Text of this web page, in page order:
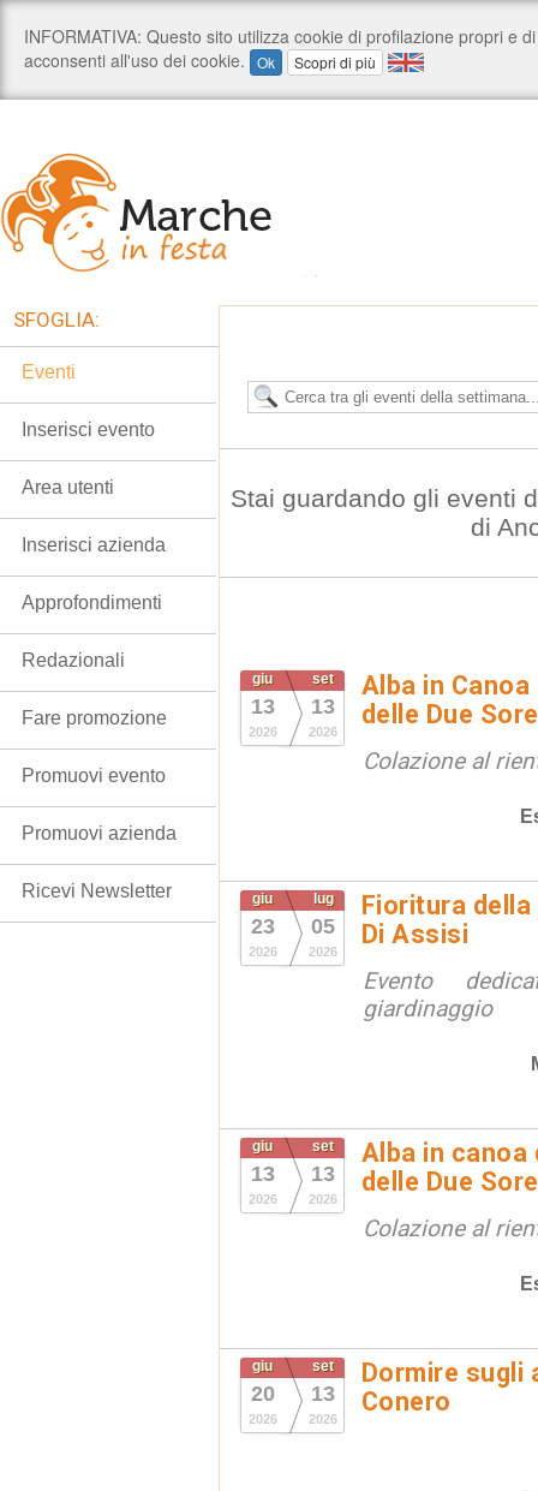
Stai guardando gli eventi
di
giu
13
2026
set
13
2026
Alba in
delle Due
Colazione al
giu
23
2026
lug
05
2026
Fioritura
Di Assisi
Evento
giardinaggio
giu
13
2026
set
13
2026
Alba in canoa
delle Due
Colazione al
giu
20
2026
set
13
2026
Dormire sugli
Conero
SFOGLIA:
Eventi
Inserisci evento
Area utenti
Inserisci azienda
Approfondimenti
Redazionali
Fare promozione
Promuovi evento
Promuovi azienda
Ricevi Newsletter